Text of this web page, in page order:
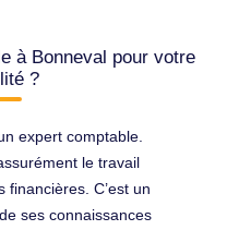
à Bonneval pour votre
?
expert comptable.
le travail
C’est un
ses connaissances